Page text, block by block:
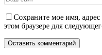
Сохраните мое имя,
этом браузере для